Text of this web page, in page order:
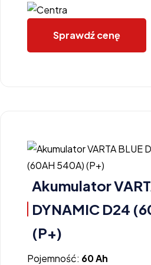
Sprawdź cenę
Akumulator
DYNAMIC D24
(P+)
Pojemność: 60 Ah